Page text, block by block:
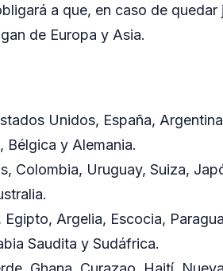
a que, en caso de
de Europa y Asia.
Unidos, España,
Bélgica y Alemania.
Colombia, Uruguay, Suiza,
Egipto, Argelia, Escocia,
Saudita y Sudáfrica.